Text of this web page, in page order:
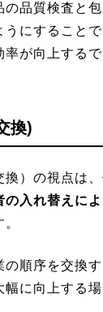
の品質検査と
うにすること
が向上するで
換)
）の視点は、
の入れ替えに
の順序を交換
に向上する場